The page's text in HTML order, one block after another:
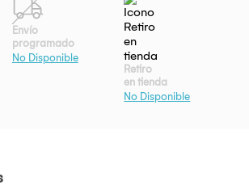
Envío
programado
No Disponible
Retiro
en tienda
No Disponible